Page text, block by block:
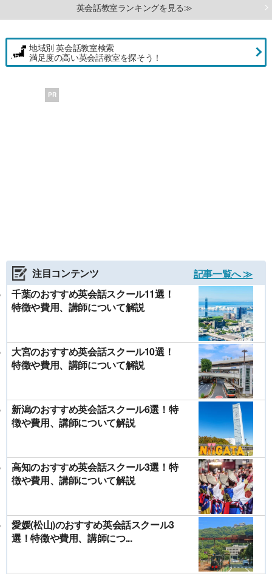
英会話教室ランキングを見る≫
地域別 英会話教室検索
満足度の高い英会話教室を探そう！
PR
注目コンテンツ
記事一覧へ ≫
千葉のおすすめ英会話スクール11選！
特徴や費用、講師について解説
大宮のおすすめ英会話スクール10選！
特徴や費用、講師について解説
新潟のおすすめ英会話スクール6選！特
徴や費用、講師について解説
高知のおすすめ英会話スクール3選！特
徴や費用、講師について解説
愛媛(松山)のおすすめ英会話スクール3
選！特徴や費用、講師につ...